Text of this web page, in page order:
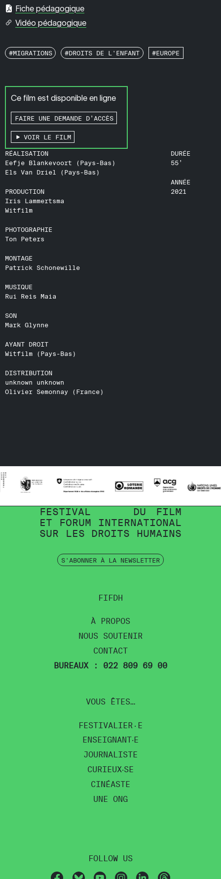
Fiche pédagogique
Vidéo pédagogique
#MIGRATIONS #DROITS DE L'ENFANT #EUROPE
Ce film est disponible en ligne
FAIRE UNE DEMANDE D’ACCÈS
VOIR LE FILM
RÉALISATION
Eefje Blankevoort (Pays-Bas)
Els Van Driel (Pays-Bas)
PRODUCTION
Iris Lammertsma
Witfilm
PHOTOGRAPHIE
Ton Peters
MONTAGE
Patrick Schonewille
MUSIQUE
Rui Reis Maia
SON
Mark Glynne
AYANT DROIT
Witfilm (Pays-Bas)
DISTRIBUTION
unknown unknown
Olivier Semonnay (France)
DURÉE
55’
ANNÉE
2021
FIFDH
À PROPOS
NOUS SOUTENIR
CONTACT
BUREAUX : 022 809 69 00
FESTIVAL DU
FILM
ET
FORUM
INTERNATIONAL
SUR
LES DROITS HUMAINS
S'ABONNER À LA NEWSLETTER
VOUS ÊTES…
FESTIVALIER·E
ENSEIGNANT‧E
JOURNALISTE
CURIEUX‧SE
CINÉASTE
UNE ONG
FOLLOW US